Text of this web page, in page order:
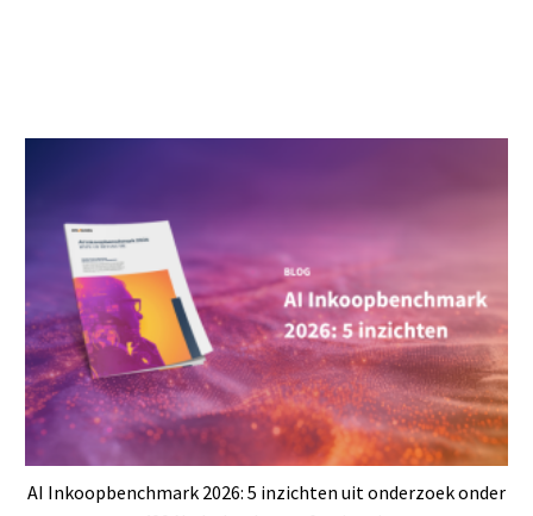
AI Inkoopbenchmark 2026: 5 inzichten uit onderzoek onder